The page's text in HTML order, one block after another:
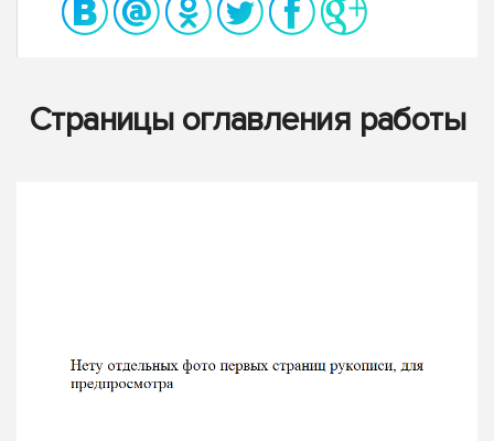
Страницы оглавления работы